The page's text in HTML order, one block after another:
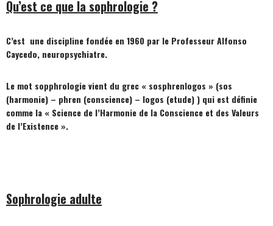
Qu’est ce que la sophrologie ?
C’est une discipline fondée en 1960 par le Professeur Alfonso
Caycedo, neuropsychiatre.
Le mot sopphrologie vient du grec « sosphrenlogos » (sos
(harmonie) – phren (conscience) – logos (etude) ) qui est définie
comme la « Science de l’Harmonie de la Conscience et des Valeurs
de l’Existence ».
Sophrologie adulte